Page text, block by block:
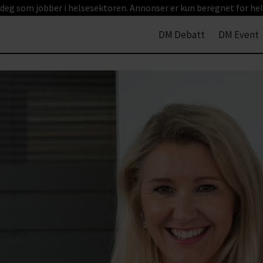
som jobber i helsesektoren. Annonser er kun beregnet for
DM Debatt DM Event